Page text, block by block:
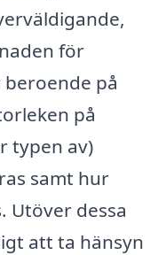
för
på
på
typen av)
samt hur
Utöver dessa
att ta hänsyn